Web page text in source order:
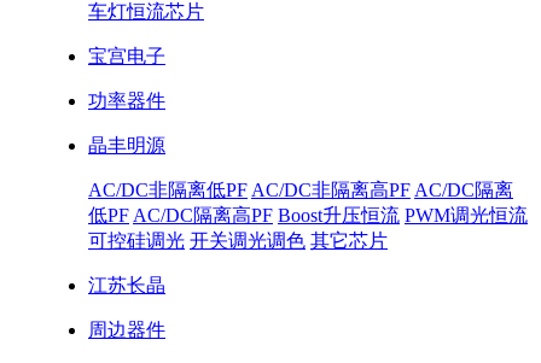
车灯恒流芯片
宝宫电子
功率器件
晶丰明源
AC/DC非隔离低PF AC/DC非隔离高PF AC/DC隔离
低PF AC/DC隔离高PF Boost升压恒流 PWM调光恒流
可控硅调光 开关调光调色 其它芯片
江苏长晶
周边器件